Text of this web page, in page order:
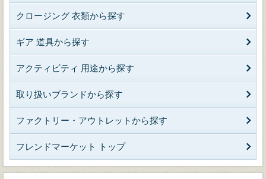
クロージング 衣類から探す
ギア 道具から探す
アクティビティ 用途から探す
取り扱いブランドから探す
ファクトリー・アウトレットから探す
フレンドマーケット トップ